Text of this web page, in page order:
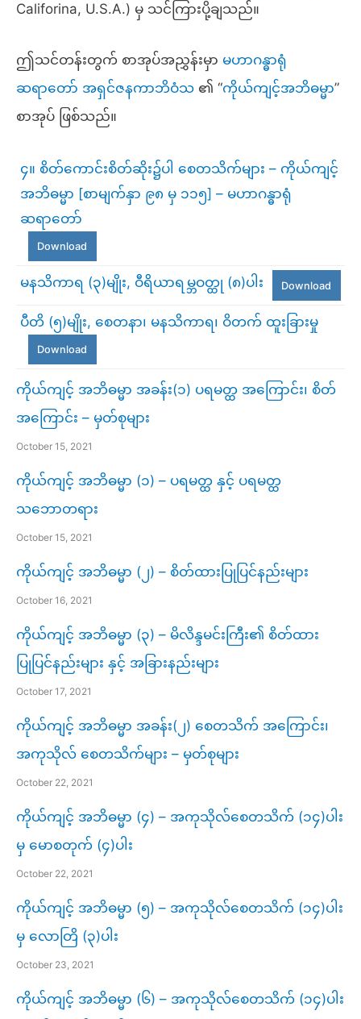
Califorina, U.S.A.) မှ သင်ကြားပို့ချသည်။
ဤသင်တန်းတွက် စာအုပ်အညွှန်းမှာ မဟာဂန္ဓာရုံ
ဆရာတော် အရှင်ဇနကာဘိဝံသ ၏ “ကိုယ်ကျင့်အဘိဓမ္မာ”
စာအုပ် ဖြစ်သည်။
၄။ စိတ်ကောင်းစိတ်ဆိုး၌ပါ စေတသိက်များ – ကိုယ်ကျင့်
အဘိဓမ္မာ [စာမျက်နှာ ၉၈ မှ ၁၁၅] – မဟာဂန္ဓာရုံ
ဆရာတော်
Download
မနသိကာရ (၃)မျိုး, ဝီရိယာရမ္ဘဝတ္ထု (၈)ပါး Download
ပီတိ (၅)မျိုး, စေတနာ၊ မနသိကာရ၊ ဝိတက် ထူးခြားမှု
Download
ကိုယ်ကျင့် အဘိဓမ္မာ အခန်း(၁) ပရမတ္ထ အကြောင်း၊ စိတ်
အကြောင်း – မှတ်စုများ
October 15, 2021
ကိုယ်ကျင့် အဘိဓမ္မာ (၁) – ပရမတ္ထ နှင့် ပရမတ္ထ
သဘောတရား
October 15, 2021
ကိုယ်ကျင့် အဘိဓမ္မာ (၂) – စိတ်ထားပြုပြင်နည်းများ
October 16, 2021
ကိုယ်ကျင့် အဘိဓမ္မာ (၃) – မိလိန္ဒမင်းကြီး၏ စိတ်ထား
ပြုပြင်နည်းများ နှင့် အခြားနည်းများ
October 17, 2021
ကိုယ်ကျင့် အဘိဓမ္မာ အခန်း(၂) စေတသိက် အကြောင်း၊​
အကုသိုလ် စေတသိက်များ – မှတ်စုများ
October 22, 2021
ကိုယ်ကျင့် အဘိဓမ္မာ (၄) – အကုသိုလ်စေတသိက် (၁၄)ပါး
မှ မောစတုက် (၄)ပါး
October 22, 2021
ကိုယ်ကျင့် အဘိဓမ္မာ (၅) – အကုသိုလ်စေတသိက် (၁၄)ပါး
မှ လောတြိ (၃)ပါး
October 23, 2021
ကိုယ်ကျင့် အဘိဓမ္မာ (၆) – အကုသိုလ်စေတသိက် (၁၄)ပါး